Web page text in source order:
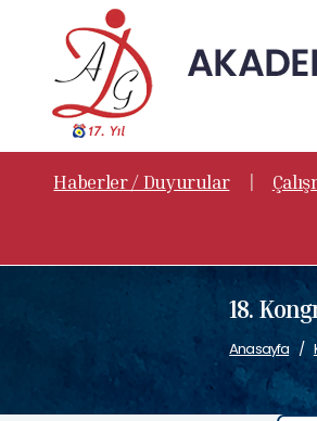
Haberler / Duyurular |
18.
Anasayfa